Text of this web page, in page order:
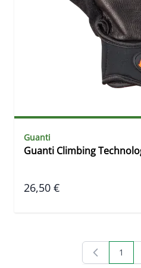
Guanti
Guanti Climbing
26,50 €
1